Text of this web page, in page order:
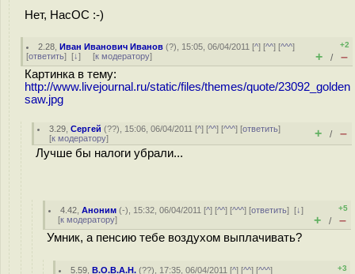
Нет, НасОС :-)
2.28 ,Иван Иванович Иванов (?), 15:05, 06/04/2011 [^] [^^] [^^^]
[ответить] [↓] [к модератору]
+2
+ / –
Картинка в тему:
http://www.livejournal.ru/static/files/themes/quote/23092_golden
saw.jpg
3.29 ,Сергей (??), 15:06, 06/04/2011 [^] [^^] [^^^] [ответить]
[к модератору] + / –
Лучше бы налоги убрали...
4.42 ,Аноним (-), 15:32, 06/04/2011 [^] [^^] [^^^] [ответить][↓]
[к модератору]
+5
+ / –
Умник, а пенсию тебе воздухом выплачивать?
5.59 ,B.O.B.A.H. (??), 17:35, 06/04/2011 [^] [^^] [^^^] +3